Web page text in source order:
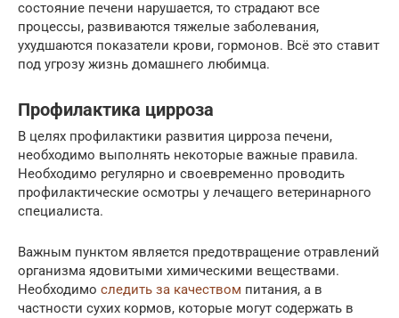
состояние печени нарушается, то страдают все
процессы, развиваются тяжелые заболевания,
ухудшаются показатели крови, гормонов. Всё это ставит
под угрозу жизнь домашнего любимца.
Профилактика цирроза
В целях профилактики развития цирроза печени,
необходимо выполнять некоторые важные правила.
Необходимо регулярно и своевременно проводить
профилактические осмотры у лечащего ветеринарного
специалиста.
Важным пунктом является предотвращение отравлений
организма ядовитыми химическими веществами.
Необходимо следить за качеством питания, а в
частности сухих кормов, которые могут содержать в